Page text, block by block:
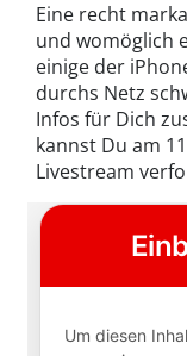
Eine recht
und womöglich
einige der
durchs Netz
Infos für Dich
kannst Du am
Livestream